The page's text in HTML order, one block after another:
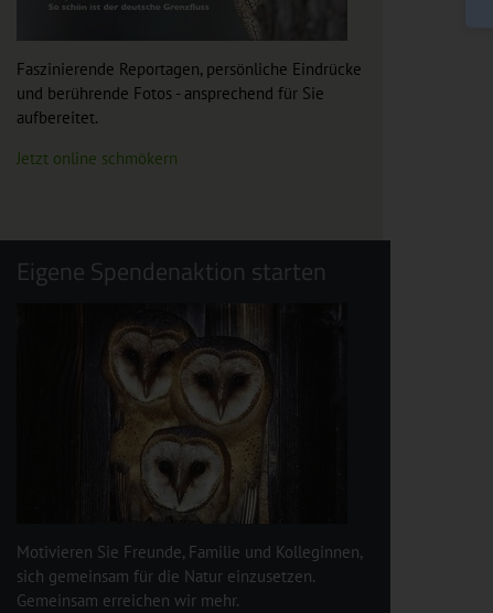
Faszinierende Reportagen, persönliche Eindrücke
und berührende Fotos - ansprechend für Sie
aufbereitet.
Jetzt online schmökern
Eigene Spendenaktion starten
Motivieren Sie Freunde, Familie und Kolleginnen,
sich gemeinsam für die Natur einzusetzen.
Gemeinsam erreichen wir mehr.